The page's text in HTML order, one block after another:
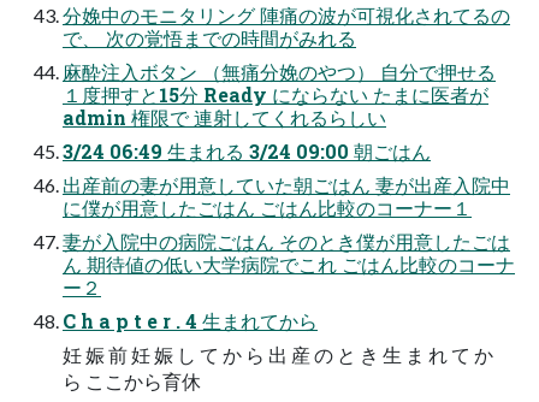
分娩中のモニタリング 陣痛の波が可視化されてるの
で、 次の覚悟までの時間がみれる
麻酔注入ボタン （無痛分娩のやつ） 自分で押せる
１度押すと15分 Ready にならない たまに医者が
admin 権限で 連射してくれるらしい
3/24 06:49 生まれる 3/24 09:00 朝ごはん
出産前の妻が用意していた朝ごはん 妻が出産入院中
に僕が用意したごはん ごはん比較のコーナー１
妻が入院中の病院ごはん そのとき僕が用意したごは
ん 期待値の低い大学病院でこれ ごはん比較のコーナ
ー２
C h a p t e r . 4 生まれてから
妊 娠 前 妊 娠 し て か ら 出 産 の と き 生 ま れ て か
ら ここから育休